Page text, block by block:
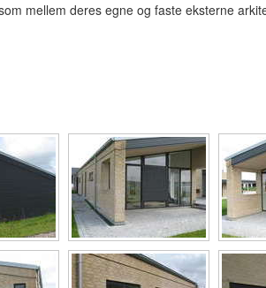
mellem deres egne og faste eksterne